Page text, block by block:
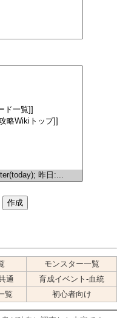
モンスター一覧
通
育成イベント-血統
覧 初心者向け